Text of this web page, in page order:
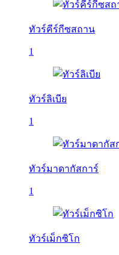
ทัวร์คีร์กีซสถาน
1
ทัวร์ลิเบีย
1
ทัวร์มาดากัสการ์
1
ทัวร์เม็กซิโก